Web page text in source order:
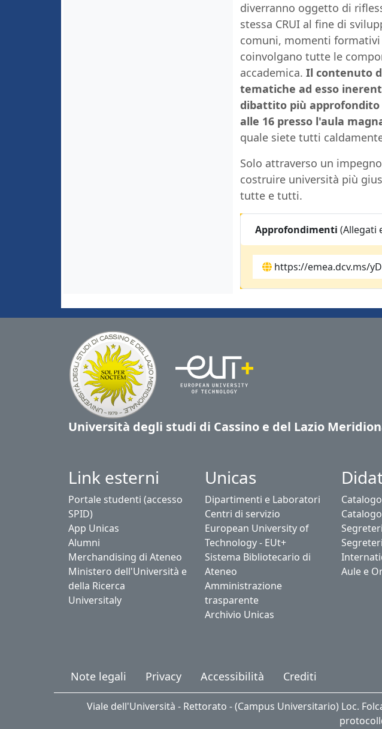
diverranno oggetto di
stessa CRUI al fine di
comuni, momenti
coinvolgano tutte le
accademica. Il contenuto
tematiche ad esso
dibattito più approfondito
alle 16 presso l'aula
quale siete tutti
Solo attraverso un
costruire università più
tutte e tutti.
Approfondimenti (Allegati
https://emea.dcv.ms/
Università degli studi di Cassino e del Lazio
Link esterni
Portale studenti (accesso
SPID)
App Unicas
Alumni
Merchandising di Ateneo
Ministero dell'Università e
della Ricerca
Universitaly
Unicas
Dipartimenti e Laboratori
Centri di servizio
European University of
Technology - EUt+
Sistema Bibliotecario di
Ateneo
Amministrazione
trasparente
Archivio Unicas
Aule e
Note legali Privacy Accessibilità Crediti
Viale dell'Università - Rettorato - (Campus Universitario) Loc.